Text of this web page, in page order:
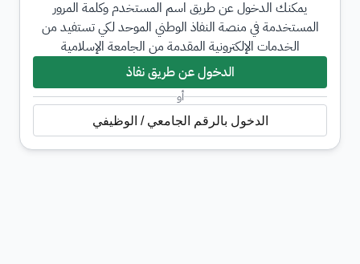
يمكنك الدخول عن طريق اسم المستخدم وكلمة المرور
المستخدمة في منصة النفاذ الوطني الموحد لكي تستفيد من
الخدمات الإلكترونية المقدمة من الجامعة الإسلامية
الدخول عن طريق نفاذ
أو
الدخول بالرقم الجامعي / الوظيفي